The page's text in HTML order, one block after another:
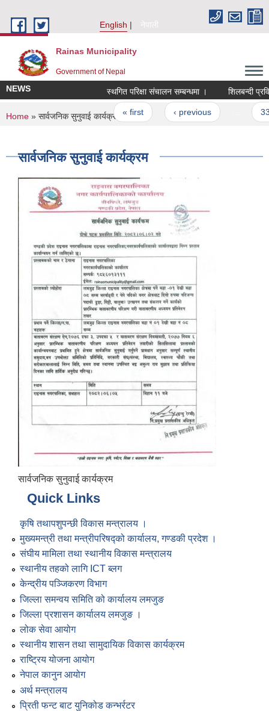
English
नेपाली
Rainas Municipality
Government of Nepal
NEWS स्थगित परिक्षा संचालन सम्बन्धमा ।
Pages
« first ‹ previous 33
You are here
Home » सार्वजनिक सुनुवाई कार्यक्रम
सार्वजनिक सुनुवाई कार्यक्रम
सार्वजनिक सुनुवाई कार्यक्रम
Quick Links
कृषि तथापशुपन्छी विकास मन्त्रालय ।
मुख्यमन्त्री तथा मन्त्रीपरिषद्को कार्यालय, गण्डकी प्रदेश ।
संघीय मामिला तथा स्थानीय विकास मन्त्रालय
स्थानीय तहको लागि ICT ब्लग
केन्द्रीय पञ्जिकरण विभाग
जिल्ला समन्वय समिति को कार्यालय लमजुङ
जिल्ला प्रशासन कार्यालय लमजुङ ।
लोक सेवा आयोग
स्थानीय शासन तथा सामुदायिक विकास कार्यक्रम
राष्ट्रिय योजना आयोग
नेपाल कानुन आयोग
अर्थ मन्त्रालय
प्रिती फन्ट बाट युनिकोड कन्भर्रटर